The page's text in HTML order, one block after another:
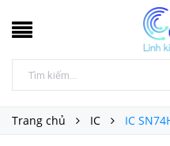
Trang chủ IC IC